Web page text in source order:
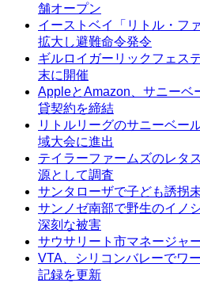
舗オープン
イーストベイ「リトル・フ
拡大し避難命令発令
ギルロイガーリックフェス
末に開催
AppleとAmazon、サニーベ
貸契約を締結
リトルリーグのサニーベー
域大会に進出
テイラーファームズのレタ
源として調査
サンタローザで子ども誘拐
サンノゼ南部で野生のイノ
深刻な被害
サウサリート市マネージャ
VTA、シリコンバレーでワ
記録を更新